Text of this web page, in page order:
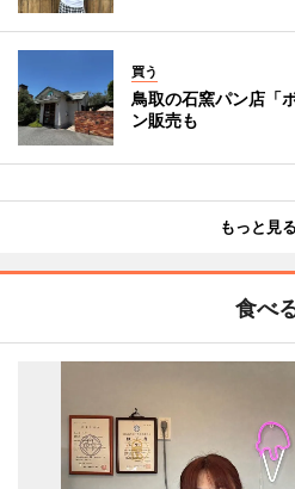
買う
鳥取の石窯パン店「
ン販売も
もっと見る
食べ